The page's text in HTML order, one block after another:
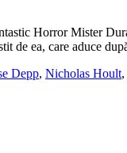
Horror Mister
de ea, care aduce
Depp, Nicholas Hoult,